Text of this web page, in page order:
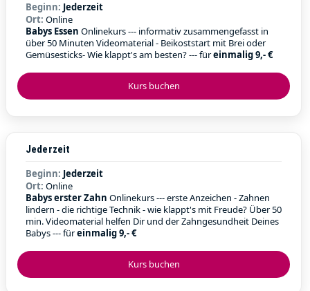
Kurs buchen
Beginn: Jederzeit
Ort: Online
Babys Essen Onlinekurs --- informativ zusammengefasst in
über 50 Minuten Videomaterial - Beikoststart mit Brei oder
Gemüsesticks- Wie klappt's am besten? --- füreinmalig 9,- €
Kurs buchen
Jederzeit
Beginn: Jederzeit
Ort: Online
Babys erster Zahn Onlinekurs --- erste Anzeichen - Zahnen
lindern - die richtige Technik - wie klappt's mit Freude? Über 50
min. Videomaterial helfen Dir und der Zahngesundheit Deines
Babys --- füreinmalig 9,- €